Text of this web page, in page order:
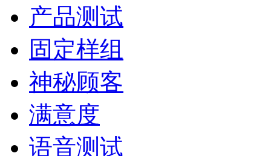
产品测试
固定样组
神秘顾客
满意度
语音测试